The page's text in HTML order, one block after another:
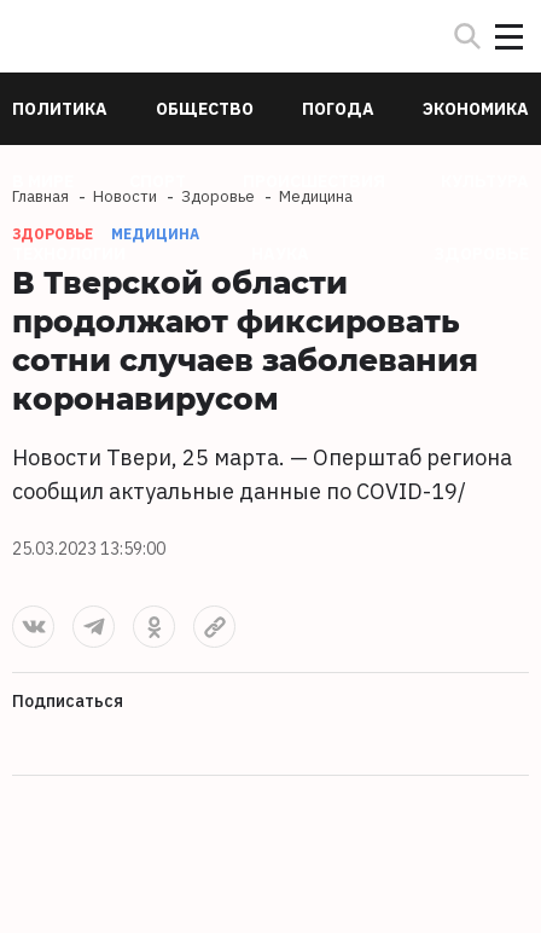
ПОЛИТИКА ОБЩЕСТВО ПОГОДА ЭКОНОМИКА
Главная Новости Здоровье Медицина
ЗДОРОВЬЕ МЕДИЦИНА
В Тверской области
продолжают фиксировать
сотни случаев заболевания
коронавирусом
Новости Твери, 25 марта. — Оперштаб региона
сообщил актуальные данные по COVID-19/
25.03.2023 13:59:00
Подписаться